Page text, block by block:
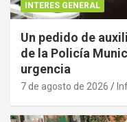
INTERES GENERAL
Un pedido de
de la Policía
urgencia
7 de agosto de 2026